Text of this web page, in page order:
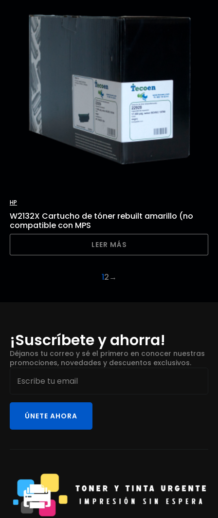
HP
W2132X Cartucho de tóner rebuilt amarillo (no
compatible con MPS
LEER MÁS
12→
¡Suscríbete y ahorra!
Déjanos tu correo y sé el primero en conocer nuestras
promociones, novedades y descuentos exclusivos.
Email
ÚNETE AHORA